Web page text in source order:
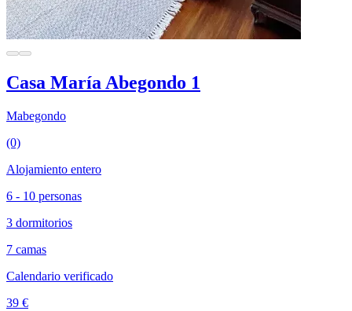
Casa María Abegondo 1
Mabegondo
(0)
Alojamiento entero
6 - 10 personas
3 dormitorios
7 camas
Calendario verificado
39 €